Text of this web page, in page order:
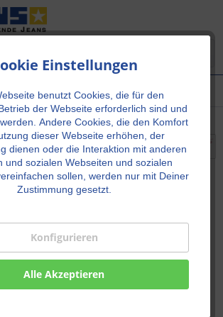
Einstellungen
benutzt Cookies, die für den
der Webseite erforderlich sind und
Andere Cookies, die den Komfort
dieser Webseite erhöhen, der
dienen oder die Interaktion mit anderen
und sozialen Webseiten und sozialen
sollen, werden nur mit Deiner
Zustimmung gesetzt.
Konfigurieren
Alle Akzeptieren
Used